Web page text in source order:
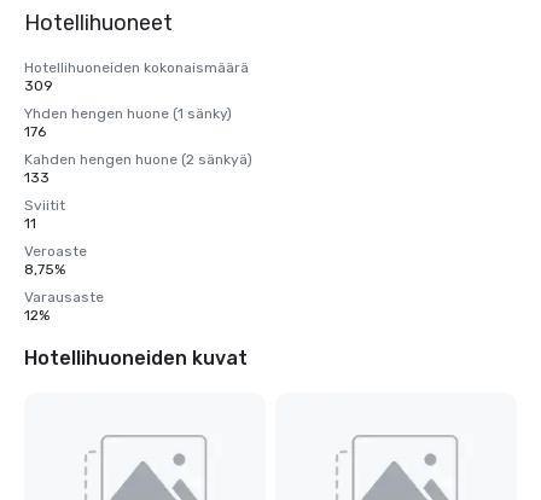
Hotellihuoneet
Hotellihuoneiden kokonaismäärä
309
Yhden hengen huone (1 sänky)
176
Kahden hengen huone (2 sänkyä)
133
Sviitit
11
Veroaste
8,75%
Varausaste
12%
Hotellihuoneiden kuvat